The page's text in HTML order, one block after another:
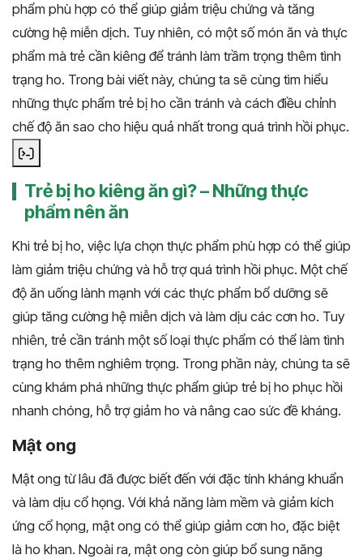
phẩm phù hợp có thể giúp giảm triệu chứng và tăng
cường hệ miễn dịch. Tuy nhiên, có một số món ăn và thực
phẩm mà trẻ cần kiêng để tránh làm trầm trọng thêm tình
trạng ho. Trong bài viết này, chúng ta sẽ cùng tìm hiểu
những thực phẩm trẻ bị ho cần tránh và cách điều chỉnh
chế độ ăn sao cho hiệu quả nhất trong quá trình hồi phục.
Trẻ bị ho kiêng ăn gì? – Những thực
phẩm nên ăn
Khi trẻ bị ho, việc lựa chọn thực phẩm phù hợp có thể giúp
làm giảm triệu chứng và hỗ trợ quá trình hồi phục. Một chế
độ ăn uống lành mạnh với các thực phẩm bổ dưỡng sẽ
giúp tăng cường hệ miễn dịch và làm dịu các cơn ho. Tuy
nhiên, trẻ cần tránh một số loại thực phẩm có thể làm tình
trạng ho thêm nghiêm trọng. Trong phần này, chúng ta sẽ
cùng khám phá những thực phẩm giúp trẻ bị ho phục hồi
nhanh chóng, hỗ trợ giảm ho và nâng cao sức đề kháng.
Mật ong
Mật ong từ lâu đã được biết đến với đặc tính kháng khuẩn
và làm dịu cổ họng. Với khả năng làm mềm và giảm kích
ứng cổ họng, mật ong có thể giúp giảm cơn ho, đặc biệt
là ho khan. Ngoài ra, mật ong còn giúp bổ sung năng